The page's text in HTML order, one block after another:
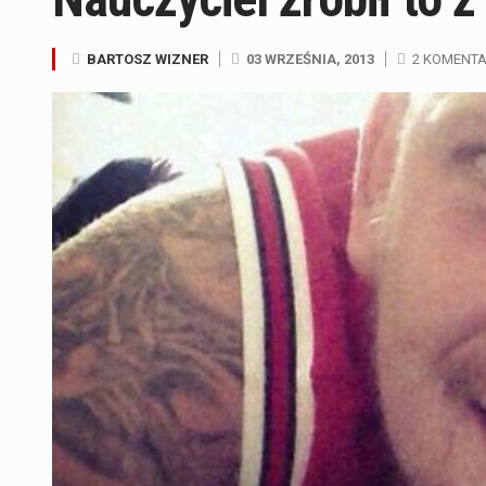
BARTOSZ WIZNER 03 WRZEŚNIA, 2013 2